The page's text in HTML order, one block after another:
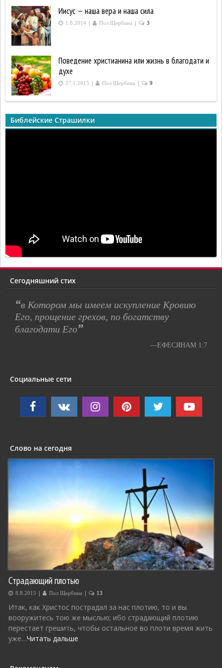
Иисус — наша вера и наша сила
1.8.2014 | Пол Щербина | 3
Поведение христианина или жизнь в благодати и
духе
27.1.2015 | Пол Щербина | 9
Библейские Страшилки
Сегодняшний стих
“в Котором мы имеем искупление Кровию
Его, прощение грехов, по богатству
благодати Его”
—ЕФЕСЯНАМ 1:7
Социальные сети
Слово на сегодня
Страдающий плотью
8.8.2015 | Пол Щербина | 13
Итак, как Христос пострадал за нас плотию, то и вы
вооружитесь тою же мыслью; ибо страдающий плотию
перестает грешить, чтобы остальное во плоти время жить
уже…Читать дальше